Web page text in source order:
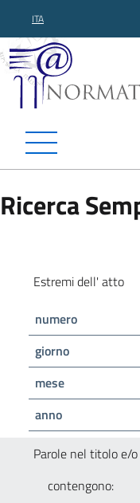
ITA
Ricerca
Estremi dell' atto
numero
giorno
mese
anno
Parole nel titolo e/
contengono: